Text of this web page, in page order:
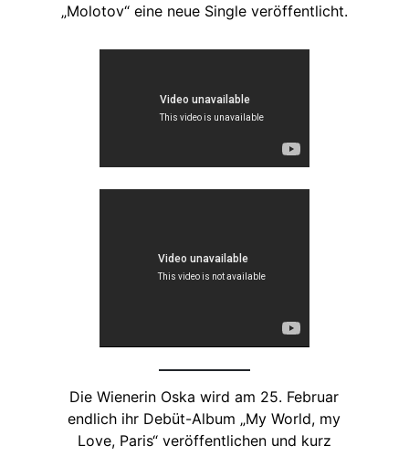
„Molotov“ eine neue Single veröffentlicht.
Die Wienerin Oska wird am 25. Februar
endlich ihr Debüt-Album „My World, my
Love, Paris“ veröffentlichen und kurz